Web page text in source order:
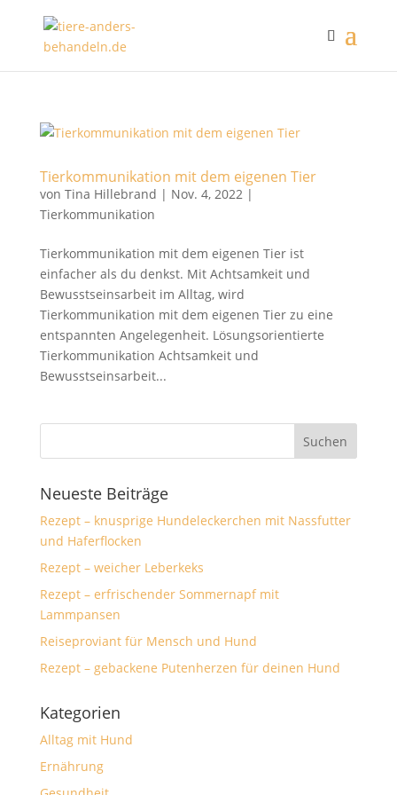
Tierkommunikation mit dem eigenen Tier
von Tina Hillebrand | Nov. 4, 2022|
Tierkommunikation
Tierkommunikation mit dem eigenen Tier ist
einfacher als du denkst. Mit Achtsamkeit und
Bewusstseinsarbeit im Alltag, wird
Tierkommunikation mit dem eigenen Tier zu eine
entspannten Angelegenheit. Lösungsorientierte
Tierkommunikation Achtsamkeit und
Bewusstseinsarbeit...
Neueste Beiträge
Rezept – knusprige Hundeleckerchen mit Nassfutter
und Haferflocken
Rezept – weicher Leberkeks
Rezept – erfrischender Sommernapf mit
Lammpansen
Reiseproviant für Mensch und Hund
Rezept – gebackene Putenherzen für deinen Hund
Kategorien
Alltag mit Hund
Ernährung